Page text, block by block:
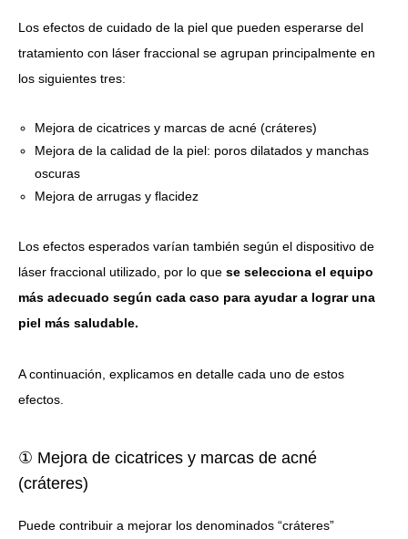
Los efectos de cuidado de la piel que pueden esperarse del
tratamiento con láser fraccional se agrupan principalmente en
los siguientes tres:
Mejora de cicatrices y marcas de acné (cráteres)
Mejora de la calidad de la piel: poros dilatados y manchas
oscuras
Mejora de arrugas y flacidez
Los efectos esperados varían también según el dispositivo de
láser fraccional utilizado, por lo que se selecciona el equipo
más adecuado según cada caso para ayudar a lograr una
piel más saludable.
A continuación, explicamos en detalle cada uno de estos
efectos.
① Mejora de cicatrices y marcas de acné
(cráteres)
Puede contribuir a mejorar los denominados “cráteres”